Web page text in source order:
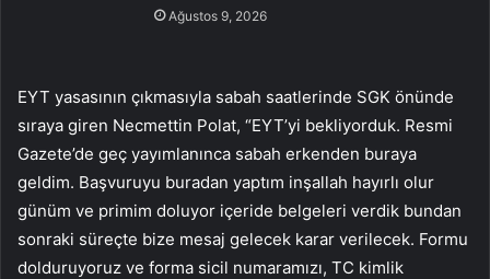
Ağustos 9, 2026
EYT yasasının çıkmasıyla sabah saatlerinde SGK önünde
sıraya giren Necmettin Polat, “EYT’yi bekliyorduk. Resmi
Gazete’de geç yayımlanınca sabah erkenden buraya
geldim. Başvuruyu buradan yaptım inşallah hayırlı olur
günüm ve primim doluyor içeride belgeleri verdik bundan
sonraki süreçte bize mesaj gelecek karar verilecek. Formu
dolduruyoruz ve forma sicil numaramızı, TC kimlik